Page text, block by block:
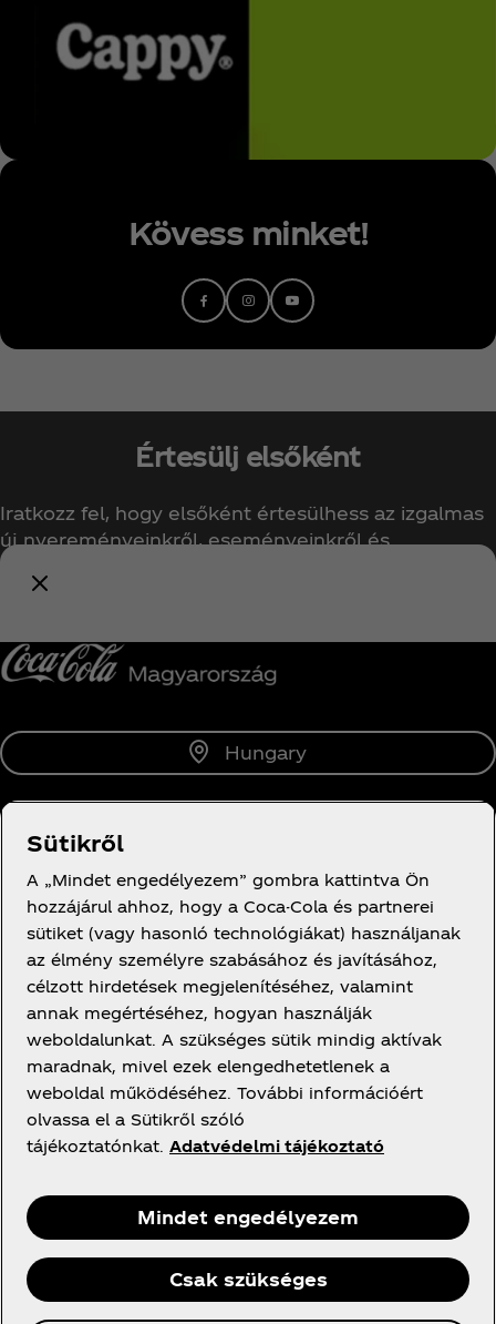
Kövess minket!
Értesülj elsőként
Iratkozz fel, hogy elsőként értesülhess az izgalmas
új nyereményeinkről, eseményeinkről és
ajánlatainkról!
Hungary
Segítség
Jogi információk
Sütikről
A „Mindet engedélyezem” gombra kattintva Ön
hozzájárul ahhoz, hogy a Coca-Cola és partnerei
sütiket (vagy hasonló technológiákat) használjanak
az élmény személyre szabásához és javításához,
célzott hirdetések megjelenítéséhez, valamint
annak megértéséhez, hogyan használják
weboldalunkat. A szükséges sütik mindig aktívak
maradnak, mivel ezek elengedhetetlenek a
weboldal működéséhez. További információért
olvassa el a Sütikről szóló
tájékoztatónkat. Adatvédelmi tájékoztató
Mindet engedélyezem
Csak szükséges